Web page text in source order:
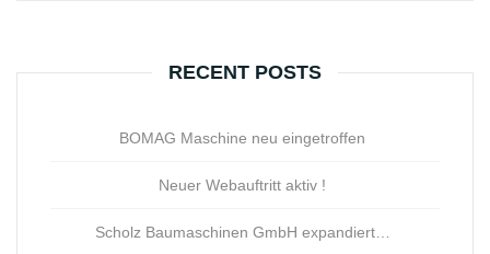
RECENT POSTS
BOMAG Maschine neu eingetroffen
Neuer Webauftritt aktiv !
Scholz Baumaschinen GmbH expandiert…